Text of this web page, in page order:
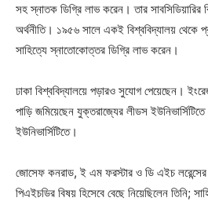
সহ স্নাতক ডিগ্রি লাভ করেন। তার সাবসিডিয়ারির
অর্থনীতি। ১৯৫৬ সালে একই বিশ্ববিদ্যালয় থেকে
সাহিত্যে স্নাতোকোত্তর ডিগ্রি লাভ করেন।
ঢাকা বিশ্ববিদ্যালয়ে পড়ারও সুযোগ পেয়েছেন।
পাড়ি জমিয়েছেন যুক্তরাজ্যের লীডস ইউনিভার্সিটিতে
ইউনিভার্সিটিতে।
জোসেফ কনরাড, ই এম ফরস্টার ও ডি এইচ
পিএইচডির বিষয় হিসেবে বেছে নিয়েছিলেন তিনি;